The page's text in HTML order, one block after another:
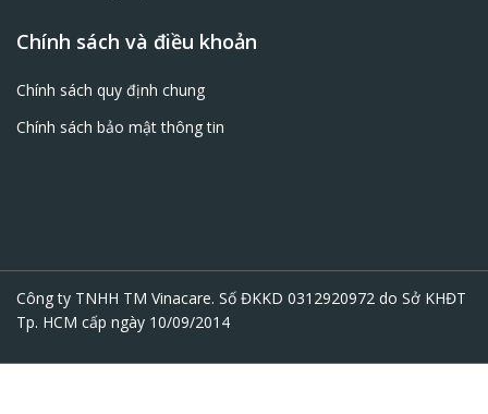
Chính sách và điều khoản
Chính sách quy định chung
Chính sách bảo mật thông tin
Công ty TNHH TM Vinacare. Số ĐKKD 0312920972 do Sở KHĐT
Tp. HCM cấp ngày 10/09/2014